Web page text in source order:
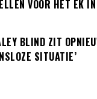
VOOR HET EK
BLIND ZIT
SITUATIE’